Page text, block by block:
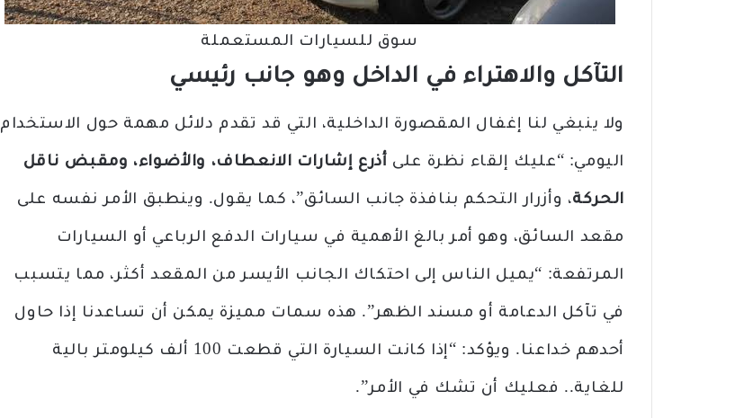
سوق للسيارات المستعملة
التآكل والاهتراء في الداخل وهو جانب رئيسي
ولا ينبغي لنا إغفال المقصورة الداخلية، التي قد تقدم دلائل مهمة حول الاستخدام
اليومي: “عليك إلقاء نظرة على أذرع إشارات الانعطاف، والأضواء، ومقبض ناقل
الحركة، وأزرار التحكم بنافذة جانب السائق”، كما يقول. وينطبق الأمر نفسه على
مقعد السائق، وهو أمر بالغ الأهمية في سيارات الدفع الرباعي أو السيارات
المرتفعة: “يميل الناس إلى احتكاك الجانب الأيسر من المقعد أكثر، مما يتسبب
في تآكل الدعامة أو مسند الظهر”. هذه سمات مميزة يمكن أن تساعدنا إذا حاول
أحدهم خداعنا. ويؤكد: “إذا كانت السيارة التي قطعت 100 ألف كيلومتر بالية
للغاية.. فعليك أن تشك في الأمر”.